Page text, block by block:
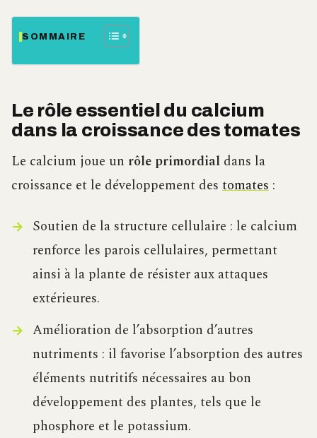
SOMMAIRE
Le rôle essentiel du calcium
dans la croissance des tomates
Le calcium joue un rôle primordial dans la
croissance et le développement des tomates :
Soutien de la structure cellulaire : le calcium
renforce les parois cellulaires, permettant
ainsi à la plante de résister aux attaques
extérieures.
Amélioration de l’absorption d’autres
nutriments : il favorise l’absorption des autres
éléments nutritifs nécessaires au bon
développement des plantes, tels que le
phosphore et le potassium.